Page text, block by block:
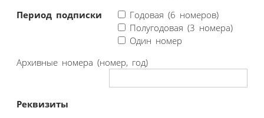
Период подписки
Годовая (6 номеров)
Полугодовая (3 номера)
Один номер
Архивные номера (номер, год)
Реквизиты